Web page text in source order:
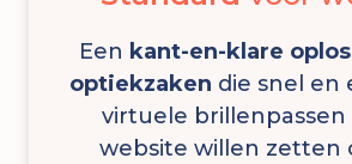
Een kant-en-klare
optiekzaken die snel en
virtuele brillenpassen
website willen zetten